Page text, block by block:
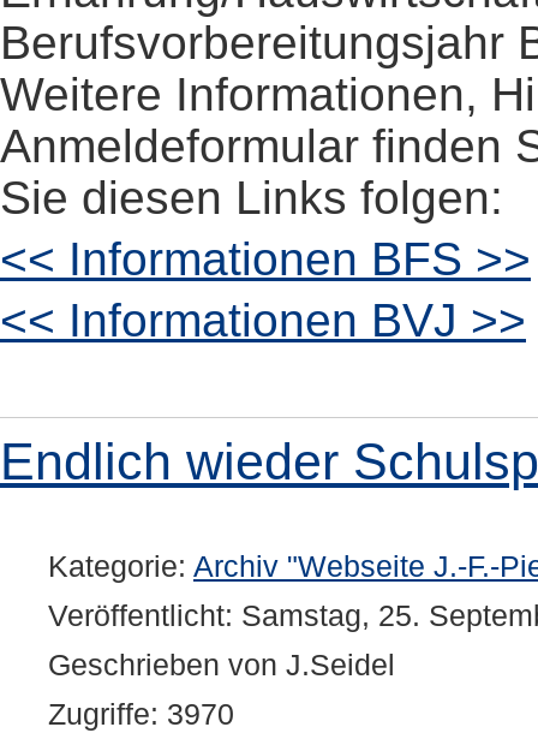
Berufsvorbereitungsjahr
Weitere Informationen,
Anmeldeformular finden
Sie diesen Links folgen:
<< Informationen BFS >>
<< Informationen BVJ >>
Endlich wieder
Kategorie: Archiv "Webseite J.-F.-
Veröffentlicht: Samstag, 25.
Geschrieben von J.Seidel
Zugriffe: 3970